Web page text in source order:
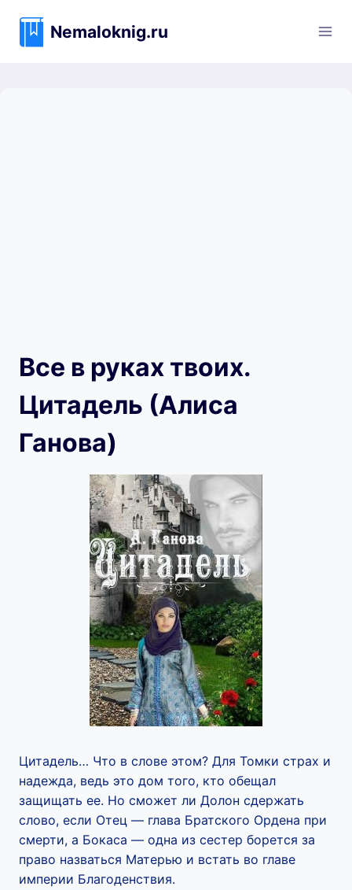
содержимому
Nemaloknig.ru
Все в руках твоих.
Цитадель (Алиса
Ганова)
Цитадель… Что в слове этом? Для Томки страх и
надежда, ведь это дом того, кто обещал
защищать ее. Но сможет ли Долон сдержать
слово, если Отец — глава Братского Ордена при
смерти, а Бокаса — одна из сестер борется за
право назваться Матерью и встать во главе
империи Благоденствия.